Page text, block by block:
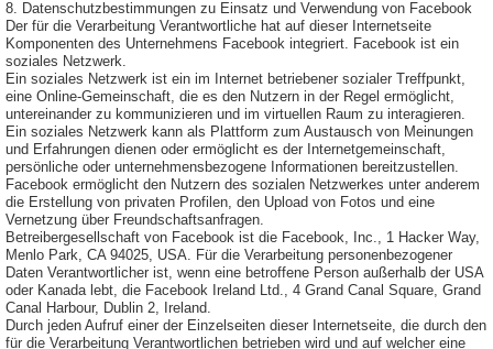
8. Datenschutzbestimmungen zu Einsatz und Verwendung von Facebook
Der für die Verarbeitung Verantwortliche hat auf dieser Internetseite
Komponenten des Unternehmens Facebook integriert. Facebook ist ein
soziales Netzwerk.
Ein soziales Netzwerk ist ein im Internet betriebener sozialer Treffpunkt,
eine Online-Gemeinschaft, die es den Nutzern in der Regel ermöglicht,
untereinander zu kommunizieren und im virtuellen Raum zu interagieren.
Ein soziales Netzwerk kann als Plattform zum Austausch von Meinungen
und Erfahrungen dienen oder ermöglicht es der Internetgemeinschaft,
persönliche oder unternehmensbezogene Informationen bereitzustellen.
Facebook ermöglicht den Nutzern des sozialen Netzwerkes unter anderem
die Erstellung von privaten Profilen, den Upload von Fotos und eine
Vernetzung über Freundschaftsanfragen.
Betreibergesellschaft von Facebook ist die Facebook, Inc., 1 Hacker Way,
Menlo Park, CA 94025, USA. Für die Verarbeitung personenbezogener
Daten Verantwortlicher ist, wenn eine betroffene Person außerhalb der USA
oder Kanada lebt, die Facebook Ireland Ltd., 4 Grand Canal Square, Grand
Canal Harbour, Dublin 2, Ireland.
Durch jeden Aufruf einer der Einzelseiten dieser Internetseite, die durch den
für die Verarbeitung Verantwortlichen betrieben wird und auf welcher eine